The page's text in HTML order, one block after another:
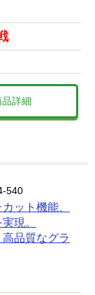
品詳細
540
ット機能、
現。
品質なグラ